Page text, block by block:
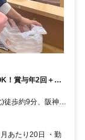
！賞与年2回＋決
徒歩約9分、阪神本
阪神本線/阪神なん
あたり20日 ・勤